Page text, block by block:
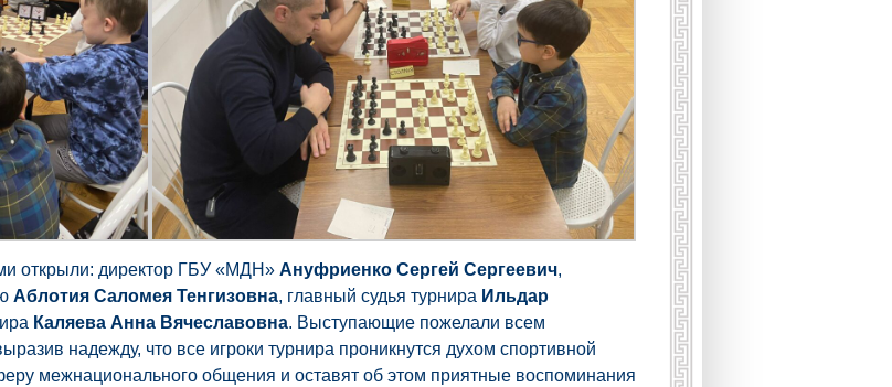
открыли: директор ГБУ «МДН» Ануфриенко Сергей Сергеевич,
Аблотия Саломея Тенгизовна, главный судья турнира Ильдар
Каляева Анна Вячеславовна. Выступающие пожелали всем
надежду, что все игроки турнира проникнутся духом спортивной
межнационального общения и оставят об этом приятные воспоминания